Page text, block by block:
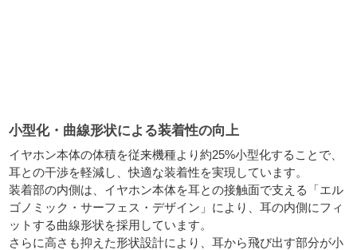
小型化・曲線形状による装着性の向上
イヤホン本体の体積を従来機種より約25%小型化することで、
耳との干渉を軽減し、快適な装着性を実現しています。
装着部の内側は、イヤホン本体を耳との接触面で支える「エル
ゴノミック・サーフェス・デザイン」により、耳の内側にフィ
ットする曲線形状を採用しています。
さらに高さも抑えた形状設計により、耳から飛び出す部分が小